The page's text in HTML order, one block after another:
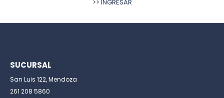
>> INGRESAR
SUCURSAL
San Luis 122, Mendoza
261 208 5860